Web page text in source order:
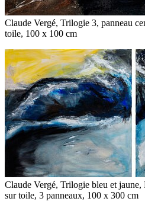
Claude Vergé, Trilogie 3, panneau
toile, 100 x 100 cm
Claude Vergé, Trilogie bleu et
sur toile, 3 panneaux, 100 x 300 cm